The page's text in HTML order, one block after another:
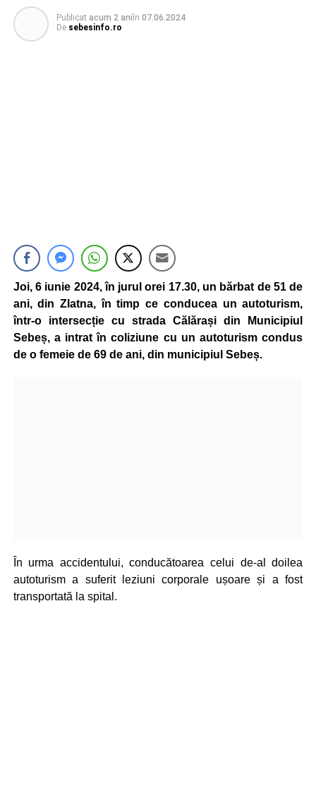
Publicat acum 2 aniîn 07.06.2024
De sebesinfo.ro
Joi, 6 iunie 2024, în jurul orei 17.30, un bărbat de 51 de
ani, din Zlatna, în timp ce conducea un autoturism,
într-o intersecție cu strada Călărași din Municipiul
Sebeș, a intrat în coliziune cu un autoturism condus
de o femeie de 69 de ani, din municipiul Sebeș.
În urma accidentului, conducătoarea celui de-al doilea
autoturism a suferit leziuni corporale ușoare și a fost
transportată la spital.